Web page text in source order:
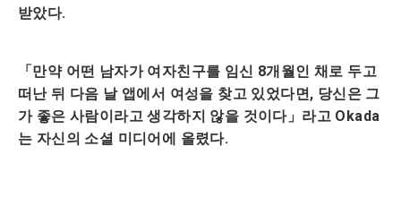
받았다.
「만약 어떤 남자가 여자친구를 임신 8개월인 채로 두고
떠난 뒤 다음 날 앱에서 여성을 찾고 있었다면, 당신은 그
가 좋은 사람이라고 생각하지 않을 것이다」라고 Okada
는 자신의 소셜 미디어에 올렸다.